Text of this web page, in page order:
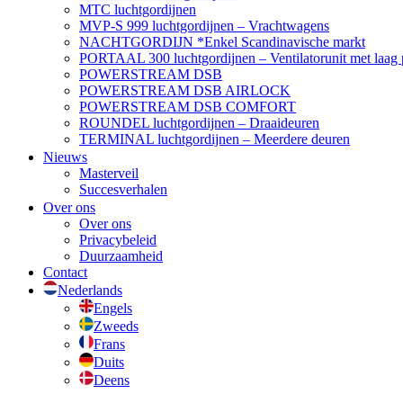
MTC luchtgordijnen
MVP-S 999 luchtgordijnen – Vrachtwagens
NACHTGORDIJN *Enkel Scandinavische markt
PORTAAL 300 luchtgordijnen – Ventilatorunit met laag
POWERSTREAM DSB
POWERSTREAM DSB AIRLOCK
POWERSTREAM DSB COMFORT
ROUNDEL luchtgordijnen – Draaideuren
TERMINAL luchtgordijnen – Meerdere deuren
Nieuws
Masterveil
Succesverhalen
Over ons
Over ons
Privacybeleid
Duurzaamheid
Contact
Nederlands
Engels
Zweeds
Frans
Duits
Deens